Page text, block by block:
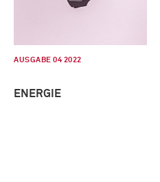
AUSGABE 04 2022
ENERGIE